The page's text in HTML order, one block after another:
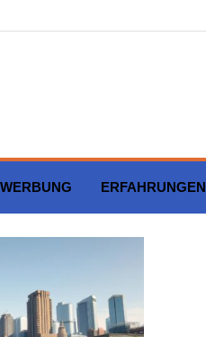
ERFAHRUNGEN